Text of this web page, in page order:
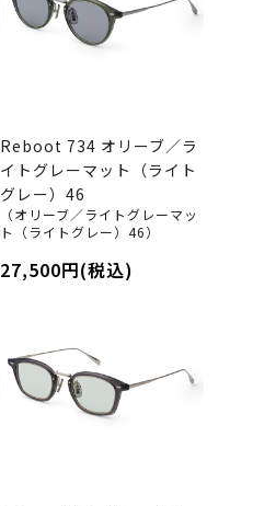
Reboot 734 オリーブ／ラ
イトグレーマット（ライト
グレー）46
（オリーブ／ライトグレーマッ
ト（ライトグレー）46）
27,500円(税込)